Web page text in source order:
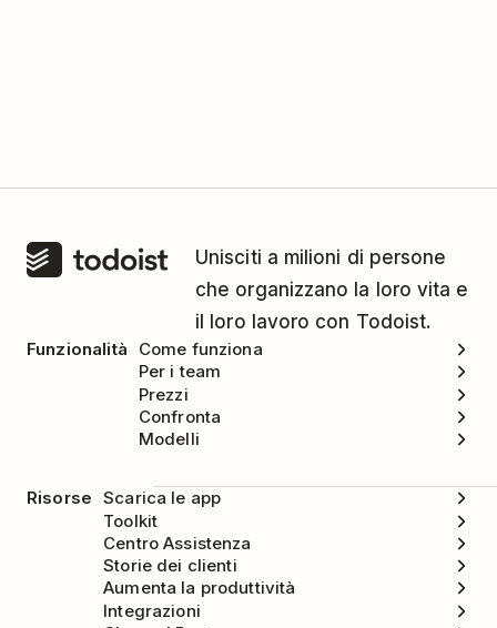
Unisciti a milioni di persone
che organizzano la loro vita e
il loro lavoro con Todoist.
Funzionalità
Come funziona
Per i team
Prezzi
Confronta
Modelli
Risorse Scarica le app
Toolkit
Centro Assistenza
Storie dei clienti
Aumenta la produttività
Integrazioni